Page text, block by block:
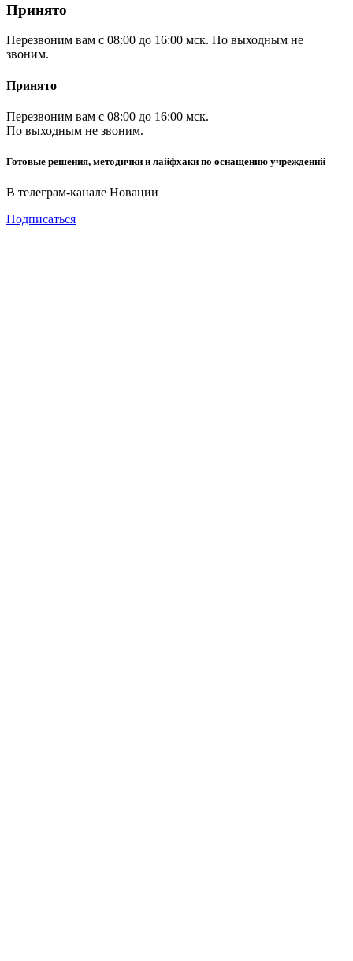
Принято
Перезвоним вам с 08:00 до 16:00 мск. По выходным не
звоним.
Принято
Перезвоним вам с 08:00 до 16:00 мск.
По выходным не звоним.
Готовые решения, методички и лайфхаки по оснащению учреждений
В телеграм-канале Новации
Подписаться